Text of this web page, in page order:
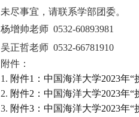
未尽事宜，请联系学部团委。
杨增帅老师 0532-60893981
吴正哲老师 0532-66781910
附件：
1. 附件1：中国海洋大学2023年
2. 附件2：中国海洋大学2023年
3. 附件3：中国海洋大学2023年